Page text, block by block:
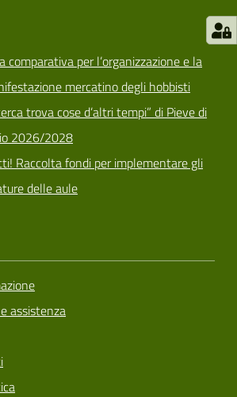
comparativa per l’organizzazione e la
mercatino degli hobbisti
trova cose d’altri tempi” di Pieve di
2026/2028
Raccolta fondi per implementare gli
delle aule
assistenza